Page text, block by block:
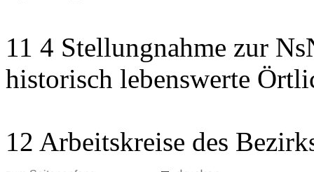
11 4 Stellungnahme zur
historisch lebenswerte
12 Arbeitskreise des